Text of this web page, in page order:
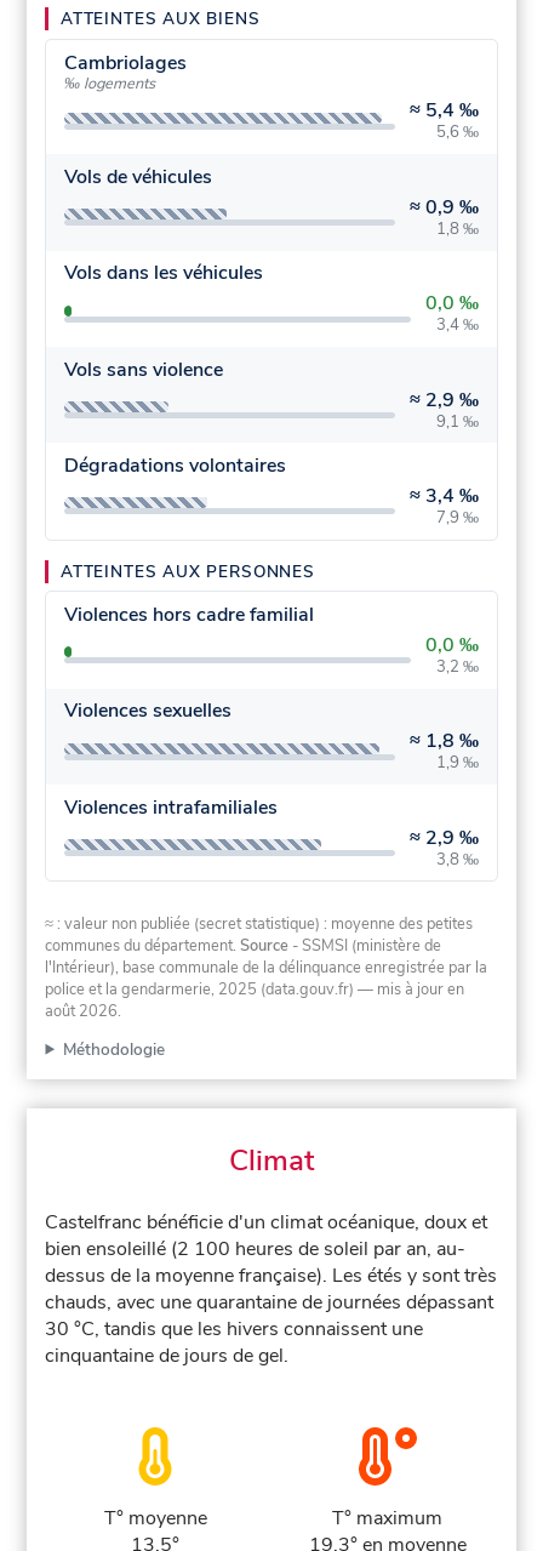
ATTEINTES AUX BIENS
Cambriolages
‰ logements
≈ 5,4 ‰
5,6 ‰
Vols de véhicules
≈0,9 ‰
1,8 ‰
Vols dans les véhicules
0,0 ‰
3,4 ‰
Vols sans violence
≈ 2,9 ‰
9,1 ‰
Dégradations volontaires
≈ 3,4 ‰
7,9 ‰
ATTEINTES AUX PERSONNES
Violences hors cadre familial
0,0 ‰
3,2 ‰
Violences sexuelles
≈ 1,8 ‰
1,9 ‰
Violences intrafamiliales
≈ 2,9 ‰
3,8 ‰
≈ : valeur non publiée (secret statistique) : moyenne des petites
communes du département.Source - SSMSI (ministère de
l'Intérieur), base communale de la délinquance enregistrée par la
police et la gendarmerie, 2025 (data.gouv.fr) — mis à jour en
août 2026.
Méthodologie
Climat
Castelfranc bénéficie d'un climat océanique, doux et
bien ensoleillé (2 100 heures de soleil par an, au-
dessus de la moyenne française). Les étés y sont très
chauds, avec une quarantaine de journées dépassant
30 °C, tandis que les hivers connaissent une
cinquantaine de jours de gel.
T° moyenne
13.5°
T° maximum
19.3° en moyenne